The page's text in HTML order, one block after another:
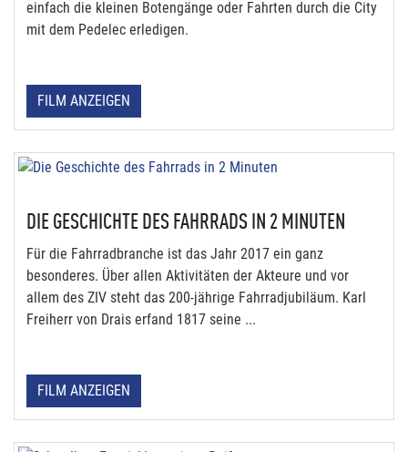
einfach die kleinen Botengänge oder Fahrten durch die City
mit dem Pedelec erledigen.
FILM ANZEIGEN
DIE GESCHICHTE DES FAHRRADS IN 2 MINUTEN
Für die Fahrradbranche ist das Jahr 2017 ein ganz
besonderes. Über allen Aktivitäten der Akteure und vor
allem des ZIV steht das 200-jährige Fahrradjubiläum. Karl
Freiherr von Drais erfand 1817 seine ...
FILM ANZEIGEN